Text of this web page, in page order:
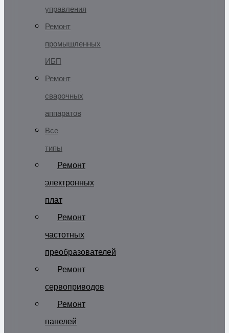
управления
Ремонт
промышленных
ИБП
Ремонт
сварочных
аппаратов
Все
типы
Ремонт
электронных
плат
Ремонт
частотных
преобразователей
Ремонт
сервоприводов
Ремонт
панелей